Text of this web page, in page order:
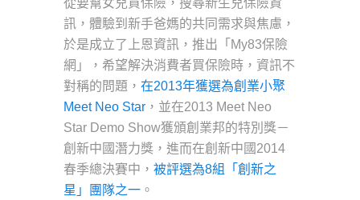
從要幫女兒買保險，搜尋新生兒保險資
訊，體驗到新手爸媽的共同需求與焦慮，
於是成立了上恩資訊，推出「My83保險
網」，希望解決消費者買保險時，資訊不
對稱的問題， 在2013年獲選為創業小聚
Meet Neo Star ，並在2013 Meet Neo
Star Demo Show獲頒創業邦的特別獎－
創新中國潛力獎，進而在創新中國2014
春季總決賽中， 被評選為8組「創新之
星」團隊之一 。